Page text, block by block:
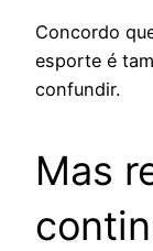
Concordo
esporte é
confundir.
Mas